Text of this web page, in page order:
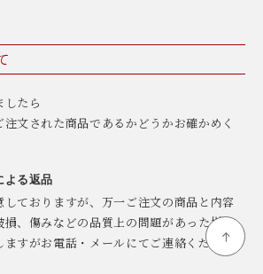
たら
文された商品であるかどうかお確かめく
よる返品
ておりますが、万一ご注文の商品と内容
、傷みなどの品質上の問題があった場
すがお電話・メールにてご連絡くださ